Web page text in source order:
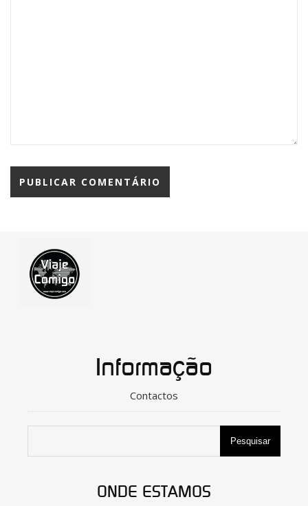
Informação
Contactos
Pesquisar
ONDE ESTAMOS